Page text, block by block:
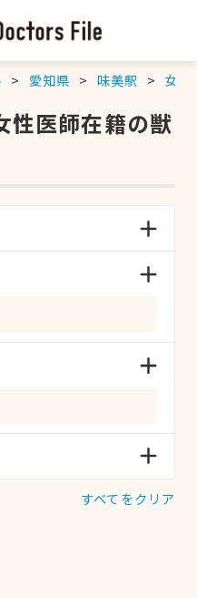
愛知県 味美駅 女性
性医師在籍の獣
すべてをクリア